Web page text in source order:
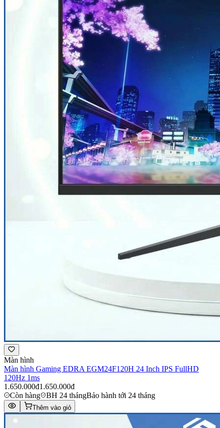
Màn hình
Màn hình Gaming EDRA EGM24F120H 24 Inch IPS FullHD
120Hz 1ms
1.650.000đ1.650.000đ
Còn hàng
BH 24 thángBảo hành tới 24 tháng
Thêm vào giỏ